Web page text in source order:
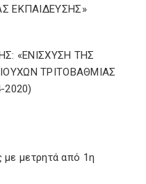
με μετρητά από 1η
ΕΚΠΑΙΔΕΥΣΗΣ»
«ΕΝΙΣΧΥΣΗ ΤΗΣ
ΤΡΙΤΟΒΑΘΜΙΑΣ